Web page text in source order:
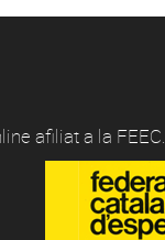
afiliat a la FEEC.